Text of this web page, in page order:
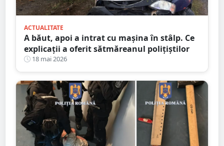
ACTUALITATE
A băut, apoi a intrat cu mașina în stâlp. Ce
explicații a oferit sătmăreanul polițiștilor
18 mai 2026